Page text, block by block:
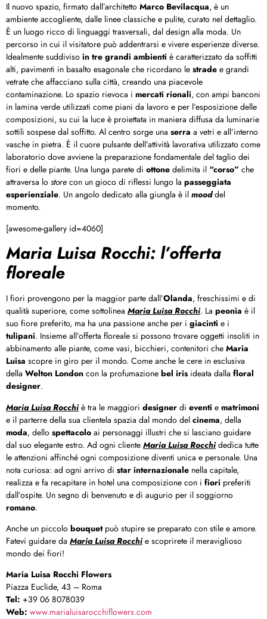
Il nuovo spazio, firmato dall’architetto Marco Bevilacqua, è un
ambiente accogliente, dalle linee classiche e pulite, curato nel dettaglio.
È un luogo ricco di linguaggi trasversali, dal design alla moda. Un
percorso in cui il visitatore può addentrarsi e vivere esperienze diverse.
Idealmente suddiviso in tre grandi ambienti è caratterizzato da soffitti
alti, pavimenti in basalto esagonale che ricordano le strade e grandi
vetrate che affacciano sulla città, creando una piacevole
contaminazione. Lo spazio rievoca i mercati rionali, con ampi banconi
in lamina verde utilizzati come piani da lavoro e per l’esposizione delle
composizioni, su cui la luce è proiettata in maniera diffusa da luminarie
sottili sospese dal soffitto. Al centro sorge una serra a vetri e all’interno
vasche in pietra. È il cuore pulsante dell’attività lavorativa utilizzato come
laboratorio dove avviene la preparazione fondamentale del taglio dei
fiori e delle piante. Una lunga parete di ottone delimita il “corso” che
attraversa lo store con un gioco di riflessi lungo la passeggiata
esperienziale. Un angolo dedicato alla giungla è il mooddel
momento.
[awesome-gallery id=4060]
Maria Luisa Rocchi: l’offerta
floreale
I fiori provengono per la maggior parte dall’Olanda, freschissimi e di
qualità superiore, come sottolinea Maria Luisa Rocchi. La peonia è il
suo fiore preferito, ma ha una passione anche per i giacinti e i
tulipani. Insieme all’offerta floreale si possono trovare oggetti insoliti in
abbinamento alle piante, come vasi, bicchieri, contenitori che Maria
Luisa scopre in giro per il mondo. Come anche le cere in esclusiva
della Welton London con la profumazione bel iris ideata dalla floral
designer.
Maria Luisa Rocchiè tra le maggiori designer di eventi e matrimoni
e il parterre della sua clientela spazia dal mondo del cinema, della
moda, dello spettacolo ai personaggi illustri che si lasciano guidare
dal suo elegante estro. Ad ogni cliente Maria Luisa Rocchidedica tutte
le attenzioni affinché ogni composizione diventi unica e personale. Una
nota curiosa: ad ogni arrivo di star internazionale nella capitale,
realizza e fa recapitare in hotel una composizione con i fiori preferiti
dall’ospite. Un segno di benvenuto e di augurio per il soggiorno
romano.
Anche un piccolo bouquetpuò stupire se preparato con stile e amore.
Fatevi guidare da Maria Luisa Rocchie scoprirete il meraviglioso
mondo dei fiori!
Maria Luisa Rocchi Flowers
Piazza Euclide, 43 – Roma
Tel: +39 06 8078039
Web: www.marialuisarocchiflowers.com